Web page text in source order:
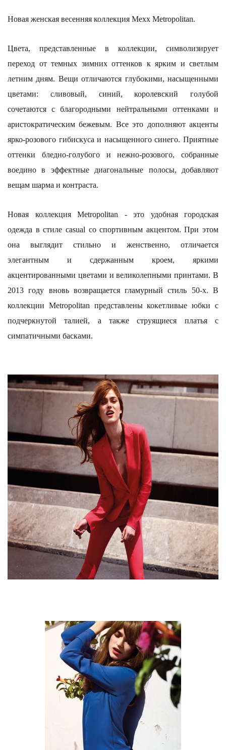
Новая женская весенняя коллекция Mexx Metropolitan.
Цвета, представленные в коллекции, символизирует
переход от темных зимних оттенков к ярким и светлым
летним дням. Вещи отличаются глубокими, насыщенными
цветами: сливовый, синий, королевский голубой
сочетаются с благородными нейтральными оттенками и
аристократическим бежевым. Все это дополняют акценты
ярко-розового гибискуса и насыщенного синего. Приятные
оттенки бледно-голубого и нежно-розового, собранные
воедино в эффектные диагональные полосы, добавляют
вещам шарма и контраста.
Новая коллекция Metropolitan - это удобная городская
одежда в стиле casual со спортивным акцентом. При этом
она выглядит стильно и женственно, отличается
элегантным и сдержанным кроем, яркими
акцентированными цветами и великолепными принтами. В
2013 году вновь возвращается гламурный стиль 50-х. В
коллекции Metropolitan представлены кокетливые юбки с
подчеркнутой талией, а также струящиеся платья с
симпатичными басками.